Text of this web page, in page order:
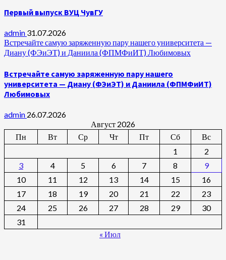
Первый выпуск ВУЦ ЧувГУ
admin 31.07.2026
Встречайте самую заряженную пару нашего университета —
Диану (ФЭиЭТ) и Даниила (ФПМФиИТ) Любимовых
Встречайте самую заряженную пару нашего
университета — Диану (ФЭиЭТ) и Даниила (ФПМФиИТ)
Любимовых
admin 26.07.2026
Август 2026
Пн
Вт Ср Чт Пт Сб
Вс
1
2
3
4 5 6 7 8
9
10
11 12 13 14 15
16
17
18 19 20 21 22
23
24
25 26 27 28 29
30
31
« Июл